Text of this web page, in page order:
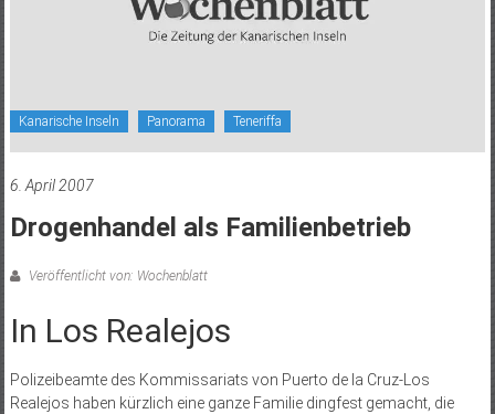
Kanarische Inseln Panorama Teneriffa
6. April 2007
Drogenhandel als Familienbetrieb
Veröffentlicht von: Wochenblatt
In Los Realejos
Polizeibeamte des Kommissariats von Puerto de la Cruz-Los
Realejos haben kürzlich eine ganze Familie dingfest gemacht, die